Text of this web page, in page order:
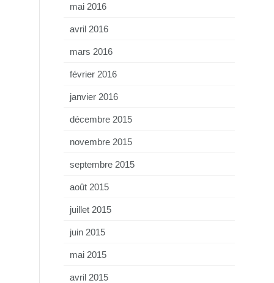
mai 2016
avril 2016
mars 2016
février 2016
janvier 2016
décembre 2015
novembre 2015
septembre 2015
août 2015
juillet 2015
juin 2015
mai 2015
avril 2015